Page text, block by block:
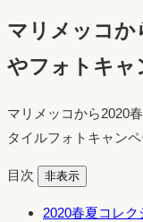
日：
マリメッコか
やフォトキャ
マリメッコから2020
タイルフォトキャン
目次 非表示
2020春夏コレク